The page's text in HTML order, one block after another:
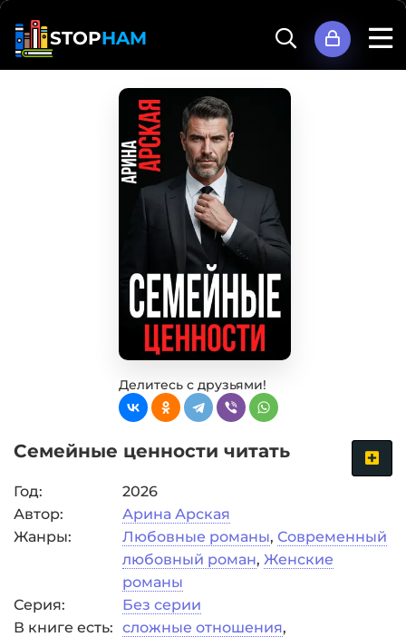
STOPHAM
Делитесь с друзьями!
Семейные ценности читать
Год:
2026
Автор:
Арина Арская
Жанры:
Любовные романы, Современный
любовный роман, Женские
романы
Серия:
Без серии
В книге есть: сложные отношения,